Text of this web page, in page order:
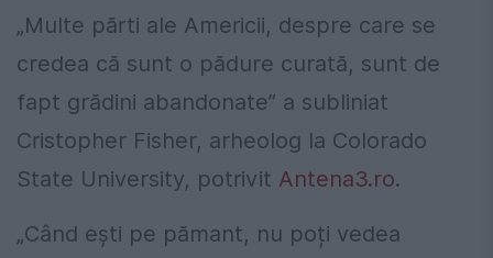
„Multe părti ale Americii, despre care se
credea că sunt o pădure curată, sunt de
fapt grădini abandonate” a subliniat
Cristopher Fisher, arheolog la Colorado
State University, potrivit Antena3.ro.
„Când ești pe pămant, nu poți vedea